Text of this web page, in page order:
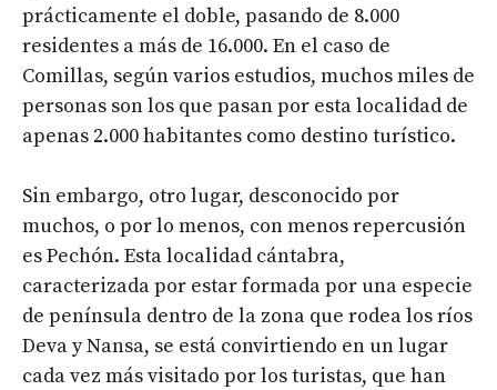
prácticamente el doble, pasando de 8.000
residentes a más de 16.000. En el caso de
Comillas, según varios estudios, muchos miles de
personas son los que pasan por esta localidad de
apenas 2.000 habitantes como destino turístico.
Sin embargo, otro lugar, desconocido por
muchos, o por lo menos, con menos repercusión
es Pechón. Esta localidad cántabra,
caracterizada por estar formada por una especie
de península dentro de la zona que rodea los ríos
Deva y Nansa, se está convirtiendo en un lugar
cada vez más visitado por los turistas, que han